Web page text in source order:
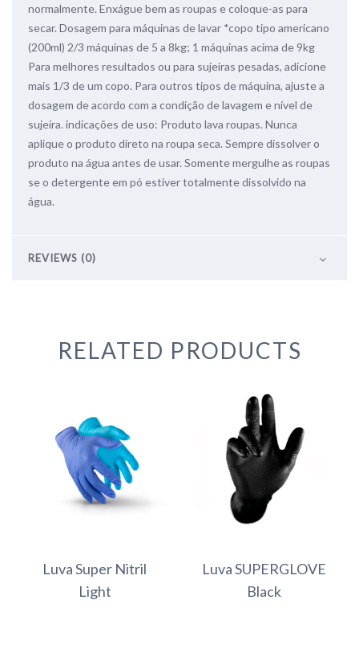
normalmente. Enxágue bem as roupas e coloque-as para
secar. Dosagem para máquinas de lavar *copo tipo americano
(200ml) 2/3 máquinas de 5 a 8kg; 1 máquinas acima de 9kg
Para melhores resultados ou para sujeiras pesadas, adicione
mais 1/3 de um copo. Para outros tipos de máquina, ajuste a
dosagem de acordo com a condição de lavagem e nível de
sujeira. indicações de uso: Produto lava roupas. Nunca
aplique o produto direto na roupa seca. Sempre dissolver o
produto na água antes de usar. Somente mergulhe as roupas
se o detergente em pó estiver totalmente dissolvido na
água.
REVIEWS (0)
RELATED PRODUCTS
Luva Super Nitril
Light
Luva SUPERGLOVE
Black